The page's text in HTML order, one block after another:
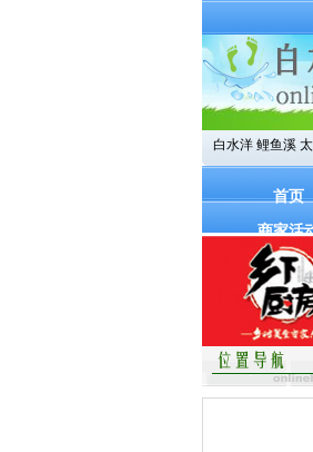
白水洋 鲤鱼溪
首页
商家活